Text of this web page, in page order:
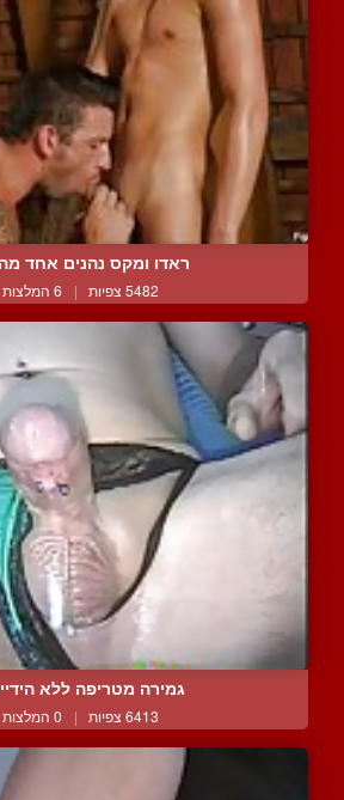
ראדו ומקס נהנים אחד
5482 צפיות | 6 המלצות
גמירה מטריפה ללא
6413 צפיות | 0 המלצות